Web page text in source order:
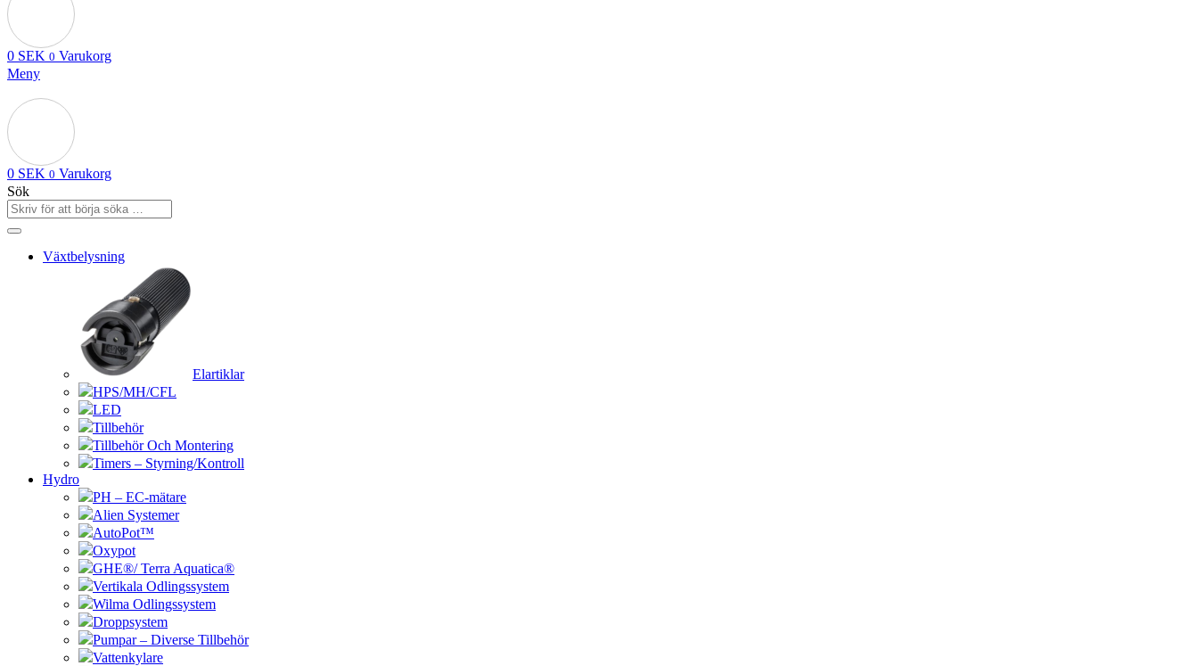
0 SEK 0 Varukorg
Meny
0 SEK 0 Varukorg
Sök
Växtbelysning
Elartiklar
HPS/MH/CFL
LED
Tillbehör
Tillbehör Och Montering
Timers – Styrning/Kontroll
Hydro
PH – EC-mätare
Alien Systemer
AutoPot™
Oxypot
GHE®/ Terra Aquatica®
Vertikala Odlingssystem
Wilma Odlingssystem
Droppsystem
Pumpar – Diverse Tillbehör
Vattenkylare